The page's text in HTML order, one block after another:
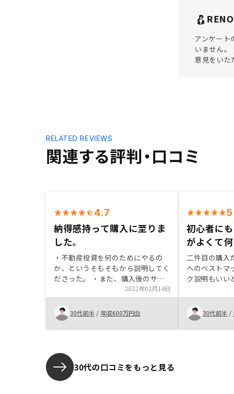
アンケート
いません。
意見をいた
関連する評判・口コミ
RELATED REVIEWS
4.7
納得感持って購入に至りま
した。
・不動産投資を何のためにやるの
か、というそもそもから説明してく
ださった。 ・また、購入後のサポ
ートをしっかりしており、売って終
わりという感じがしなかった。 ・
営業担当者も、短い期間で丁寧に対
応してくださった。
2022年02月14日
30代前半 / 年収600万円台
初心者に
がよくて
二件目の購入
へのベストマ
ク説明もいい
で腹落ち感
て物件選ぶだ
きる。ただし
めたらすぐ契
ので普通の買
30代前半 /
30代の口コミをもっと見る